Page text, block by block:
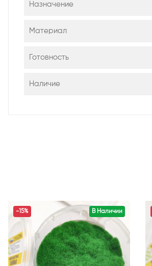
Назначение
Материал
Готовность
Наличие
В Наличии
-15%